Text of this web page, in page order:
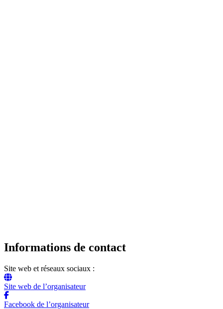
Informations de contact
Site web et réseaux sociaux :
Site web de l’organisateur
Facebook de l’organisateur